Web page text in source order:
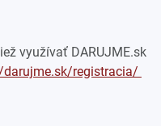
využívať DARUJME.sk
registracia/